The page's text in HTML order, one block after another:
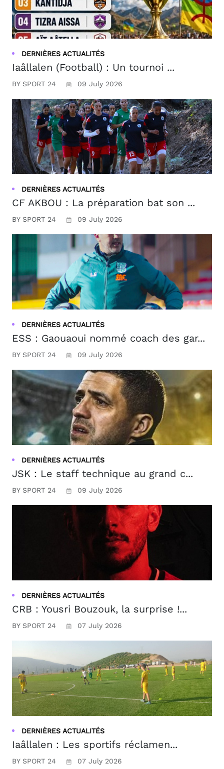
DERNIÈRES ACTUALITÉS
Iaâllalen (Football) : Un tournoi ...
BY SPORT 24 09 July 2026
DERNIÈRES ACTUALITÉS
CF AKBOU : La préparation bat son ...
BY SPORT 24 09 July 2026
DERNIÈRES ACTUALITÉS
ESS : Gaouaoui nommé coach des gar...
BY SPORT 24 09 July 2026
DERNIÈRES ACTUALITÉS
JSK : Le staff technique au grand c...
BY SPORT 24 09 July 2026
DERNIÈRES ACTUALITÉS
CRB : Yousri Bouzouk, la surprise !...
BY SPORT 24 07 July 2026
DERNIÈRES ACTUALITÉS
Iaâllalen : Les sportifs réclamen...
BY SPORT 24 07 July 2026